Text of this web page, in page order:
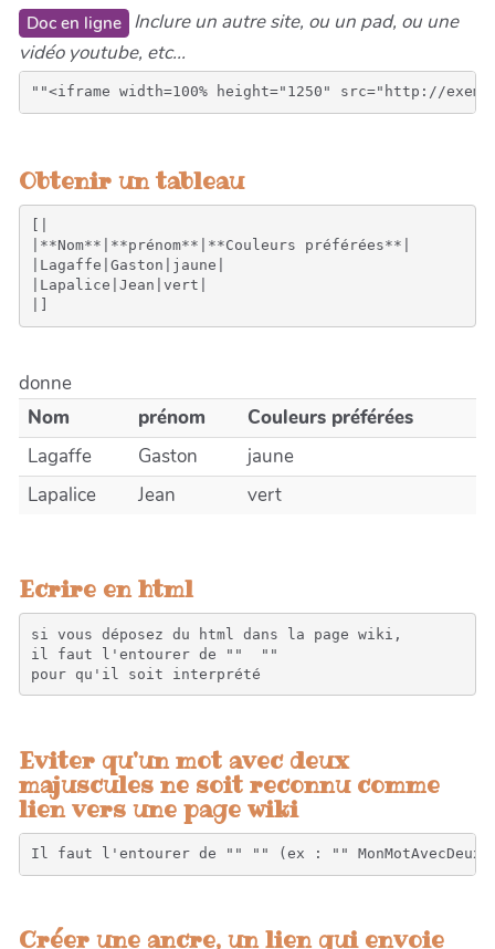
Doc en ligne Inclure un autre site, ou un pad, ou une
vidéo youtube, etc...
Obtenir un tableau
|**Nom**|**prénom**|**Couleurs préférées**|
|Lagaffe|Gaston|jaune|
|Lapalice|Jean|vert|
donne
Nom
prénom
Couleurs préférées
Lagaffe
Gaston
jaune
Lapalice
Jean vert
Ecrire en html
si vous déposez du html dans la page wiki,
il faut l'entourer de ""
""
pour qu'il soit interprété
Eviter qu'un mot avec deux
majuscules ne soit reconnu comme
lien vers une page wiki
Il faut l'entourer de "" "" (ex : ""
Créer une ancre, un lien qui envoie